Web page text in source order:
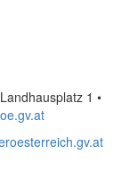
1 •